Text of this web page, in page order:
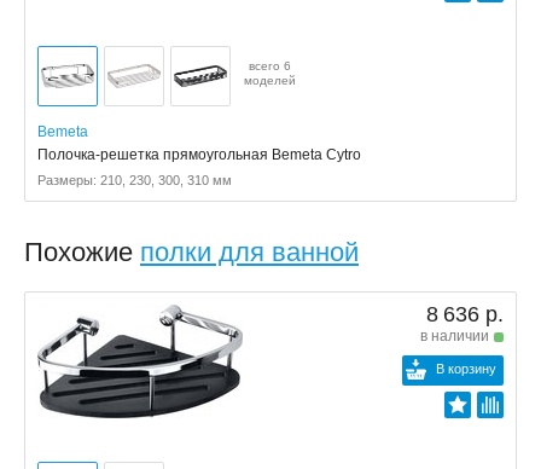
всего 6
моделей
Bemeta
Полочка-решетка прямоугольная Bemeta Cytro
Размеры: 210, 230, 300, 310 мм
Похожие полки для ванной
8 636 р.
в наличии
В корзину